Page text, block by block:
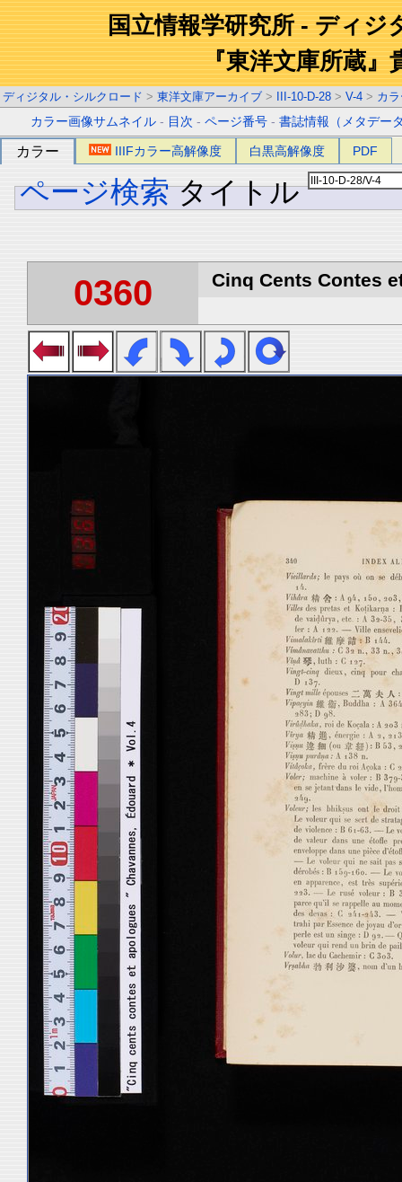
国立情報学研究所 - ディジ
『東洋文庫所蔵』
ディジタル・シルクロード > 東洋文庫アーカイブ > III-10-D-28 > V-4 > カ
カラー画像サムネイル - 目次 -ページ番号 -書誌情報（メタデー
カラー IIIFカラー高解像度 白黒高解像度 PDF
ページ検索 タイトル
0360 Cinq Cents Contes